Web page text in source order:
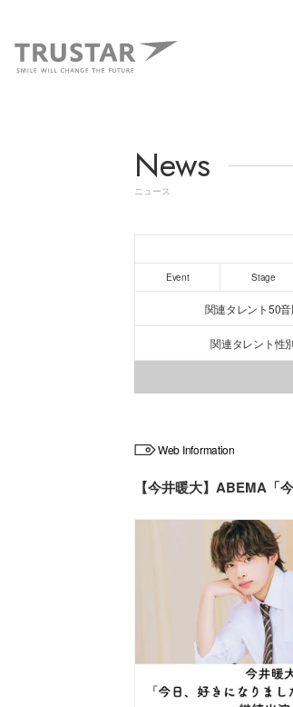
News
ニュース
Event Stage
関連タレント50
関連タレント性
Web Information
【今井暖大】ABEMA「